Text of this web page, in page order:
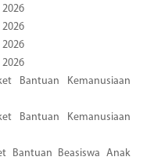
Bantuan Kemanusiaan
Bantuan Kemanusiaan
Bantuan Beasiswa Anak